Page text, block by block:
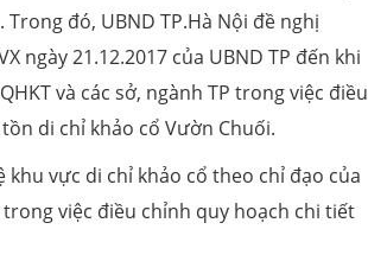
đó, UBND TP.Hà Nội đề nghị
ngày 21.12.2017 của UBND TP đến khi
và các sở, ngành TP trong việc điều
di chỉ khảo cổ Vườn Chuối.
vực di chỉ khảo cổ theo chỉ đạo của
việc điều chỉnh quy hoạch chi tiết